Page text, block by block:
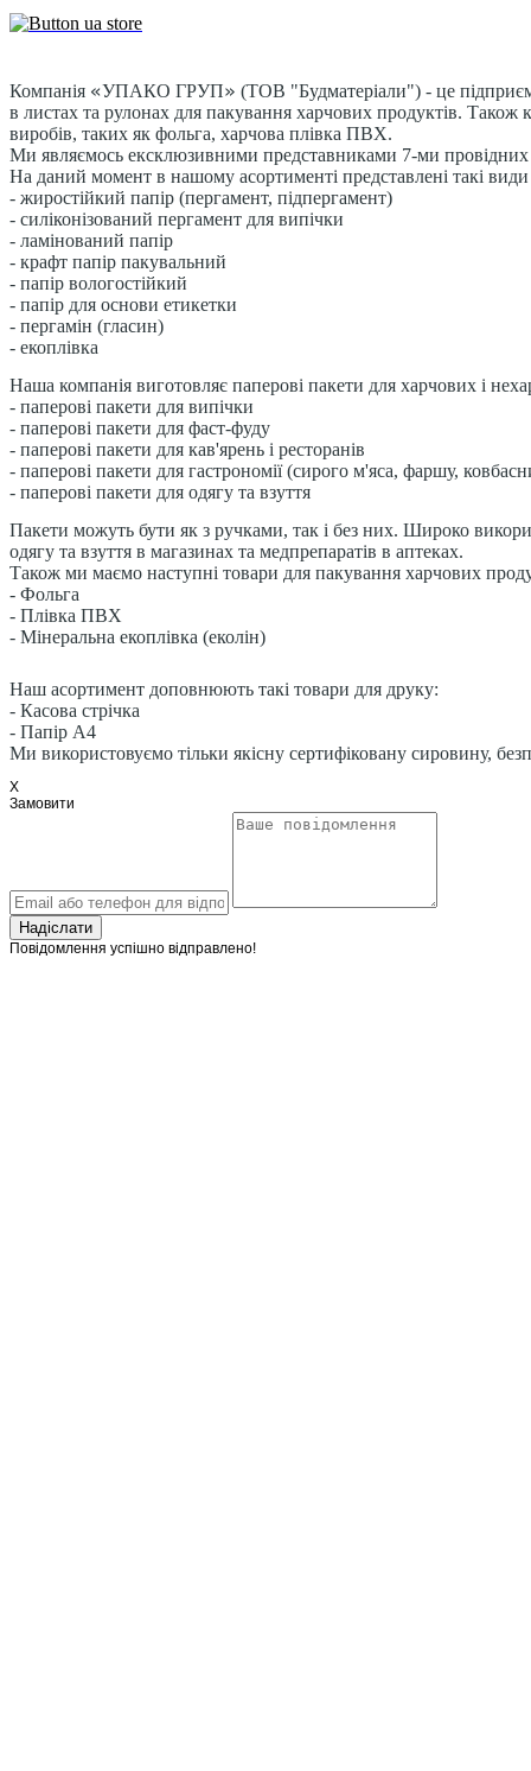
Компанія «УПАКО ГРУП» (ТОВ "Будматеріали") - це
в листах та рулонах для пакування харчових продуктів. Також
виробів, таких як фольга, харчова плівка ПВХ.
Ми являємось ексклюзивними представниками 7-ми провідних
На даний момент в нашому асортименті представлені такі
- жиростійкий папір (пергамент, підпергамент)
- силіконізований пергамент для випічки
- ламінований папір
- крафт папір пакувальний
- папір вологостійкий
- папір для основи етикетки
- пергамін (гласин)
- екоплівка
Наша компанія виготовляє паперові пакети для харчових і
- паперові пакети для випічки
- паперові пакети для фаст-фуду
- паперові пакети для кав'ярень і ресторанів
- паперові пакети для гастрономії (сирого м'яса, фаршу,
- паперові пакети для одягу та взуття
Пакети можуть бути як з ручками, так і без них. Широко
одягу та взуття в магазинах та медпрепаратів в аптеках.
Також ми маємо наступні товари для пакування харчових
- Фольга
- Плівка ПВХ
- Мінеральна екоплівка (еколін)
Наш асортимент доповнюють такі товари для друку:
- Касова стрічка
- Папір А4
Ми використовуємо тільки якісну сертифіковану сировину,
X
Замовити
Надіслати
Повідомлення успішно відправлено!